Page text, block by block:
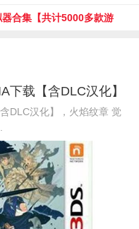
合集【共计5000多款游
下载【含DLC汉化】
DLC汉化】，火焰纹章 觉